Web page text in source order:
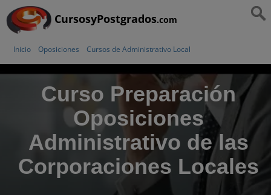
CursosyPostgrados.com
Inicio Oposiciones Cursos de Administrativo Local
Curso Preparación
Oposiciones
Administrativo de las
Corporaciones Locales